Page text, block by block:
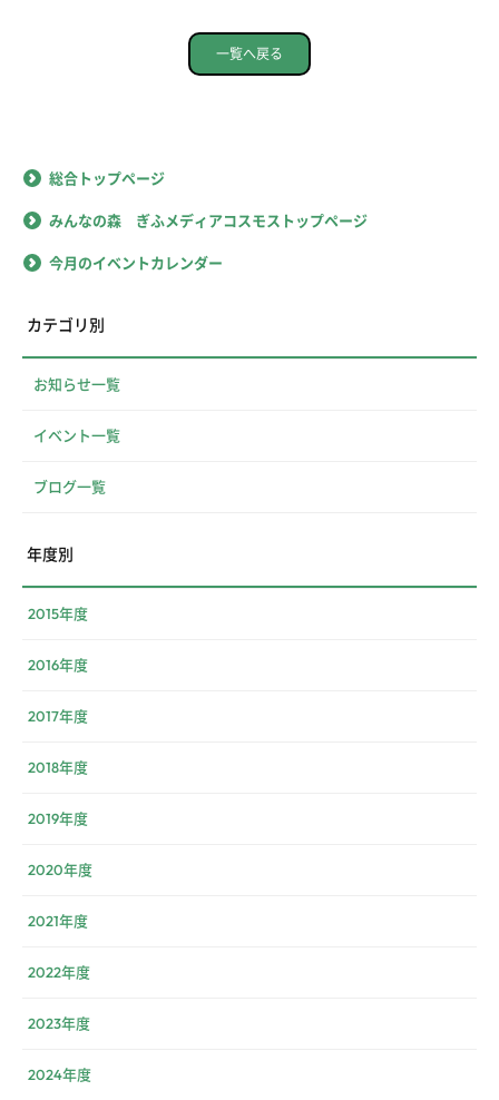
一覧へ戻る
総合トップページ
みんなの森 ぎふメディアコスモストップページ
今月のイベントカレンダー
カテゴリ別
お知らせ一覧
イベント一覧
ブログ一覧
年度別
2015年度
2016年度
2017年度
2018年度
2019年度
2020年度
2021年度
2022年度
2023年度
2024年度